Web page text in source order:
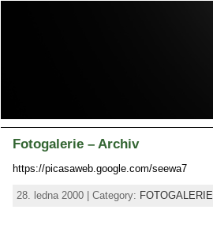
Fotogalerie – Archiv
https://picasaweb.google.com/seewa7
28. ledna 2000 | Category: FOTOGALERIE